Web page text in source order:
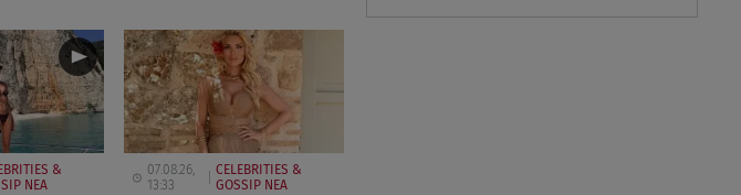
&
ΝΕΑ
07.08.26,
13:33
CELEBRITIES &
GOSSIP ΝΕΑ